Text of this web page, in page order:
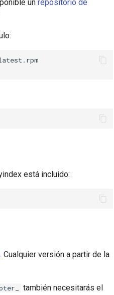
un repositorio de
está incluido:
. Cualquier versión a partir de la
también necesitarás el